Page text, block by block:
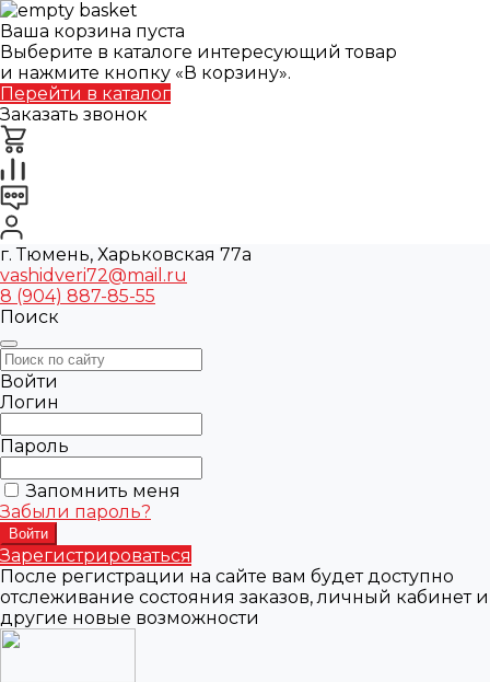
Ваша корзина пуста
Выберите в каталоге интересующий товар
и нажмите кнопку «В корзину».
Перейти в каталог
Заказать звонок
г. Тюмень, Харьковская 77а
vashidveri72@mail.ru
8 (904) 887-85-55
Поиск
Войти
Логин
Пароль
Запомнить меня
Забыли пароль?
Зарегистрироваться
После регистрации на сайте вам будет доступно
отслеживание состояния заказов, личный кабинет и
другие новые возможности